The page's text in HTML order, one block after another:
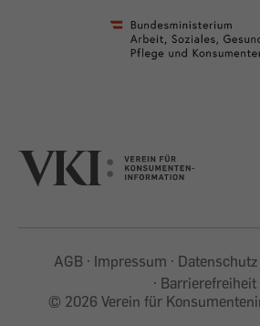
AGB Impressum Datenschutz
Barrierefreiheit
© 2026 Verein für